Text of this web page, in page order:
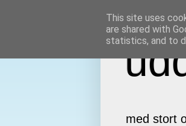
med stort
This site uses
are shared with
statistics, and to